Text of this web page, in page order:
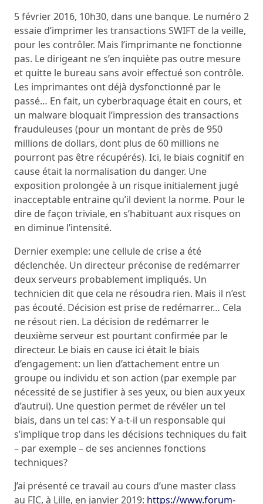
5 février 2016, 10h30, dans une banque. Le numéro 2
essaie d’imprimer les transactions SWIFT de la veille,
pour les contrôler. Mais l’imprimante ne fonctionne
pas. Le dirigeant ne s’en inquiète pas outre mesure
et quitte le bureau sans avoir effectué son contrôle.
Les imprimantes ont déjà dysfonctionné par le
passé… En fait, un cyberbraquage était en cours, et
un malware bloquait l’impression des transactions
frauduleuses (pour un montant de près de 950
millions de dollars, dont plus de 60 millions ne
pourront pas être récupérés). Ici, le biais cognitif en
cause était la normalisation du danger. Une
exposition prolongée à un risque initialement jugé
inacceptable entraine qu’il devient la norme. Pour le
dire de façon triviale, en s’habituant aux risques on
en diminue l’intensité.
Dernier exemple: une cellule de crise a été
déclenchée. Un directeur préconise de redémarrer
deux serveurs probablement impliqués. Un
technicien dit que cela ne résoudra rien. Mais il n’est
pas écouté. Décision est prise de redémarrer… Cela
ne résout rien. La décision de redémarrer le
deuxième serveur est pourtant confirmée par le
directeur. Le biais en cause ici était le biais
d’engagement: un lien d’attachement entre un
groupe ou individu et son action (par exemple par
nécessité de se justifier à ses yeux, ou bien aux yeux
d’autrui). Une question permet de révéler un tel
biais, dans un tel cas: Y a-t-il un responsable qui
s’implique trop dans les décisions techniques du fait
– par exemple – de ses anciennes fonctions
techniques?
J’ai présenté ce travail au cours d’une master class
au FIC, à Lille, en janvier 2019: https://www.forum-